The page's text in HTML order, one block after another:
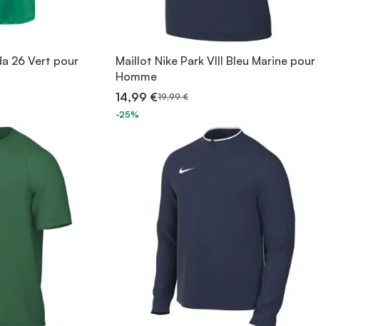
26 Vert pour
Maillot Nike Park VIII Bleu Marine pour
Homme
14,99 €19,99 €
-25%